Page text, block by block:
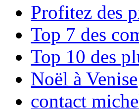
Profitez des
Top 7 des
Top 10 des
Noël à Venise
contact